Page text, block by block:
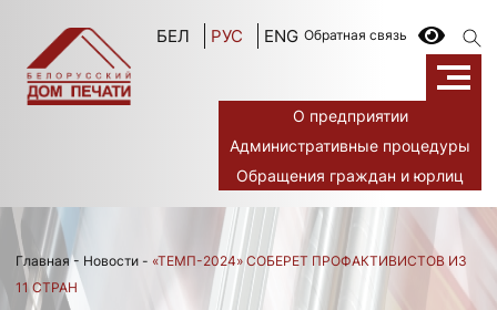
БЕЛ РУС ENG Обратная связь
О предприятии
Административные процедуры
Обращения граждан и юрлиц
Главная- Новости - «ТЕМП-2024» СОБЕРЕТ ПРОФАКТИВИСТОВ ИЗ
11 СТРАН